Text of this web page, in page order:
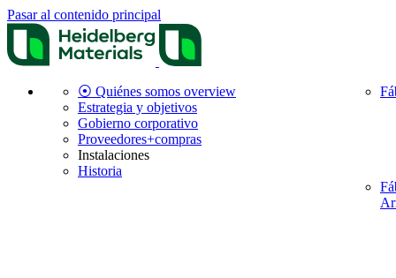
Pasar al contenido principal
⦿ Quiénes somos overview
Estrategia y objetivos
Gobierno corporativo
Proveedores+compras
Instalaciones
Historia